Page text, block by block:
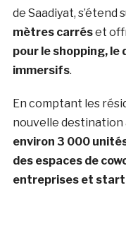
de Saadiyat, s’étend
mètres carréset
pour le shopping,
immersifs.
En comptant les
nouvelle
environ 3 000
des espaces de
entreprises et